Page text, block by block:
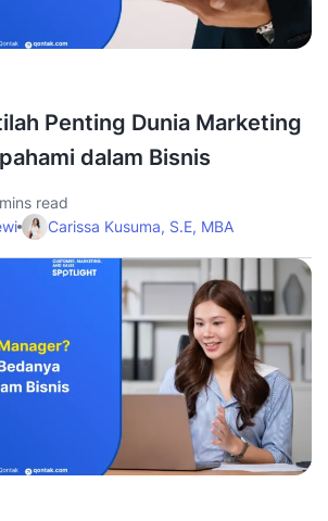
Penting Dunia Marketing
dalam Bisnis
read
Carissa Kusuma, S.E, MBA